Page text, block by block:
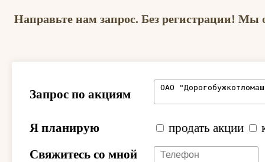
Направьте нам запрос. Без регистрации! Мы
Запрос по акциям
Я планирую продать акции
Свяжитесь со мной